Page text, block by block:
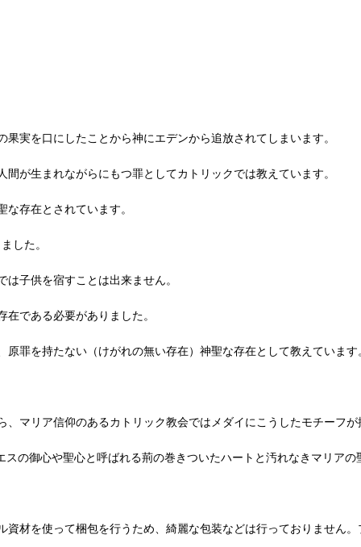
実を口にしたことから神にエデンから追放されてしまいます。
が生まれながらにもつ罪としてカトリックでは教えています。
存在とされています。
した。
子供を宿すことは出来ません。
である必要がありました。
罪を持たない（けがれの無い存在）神聖な存在として教えています
マリア信仰のあるカトリック教会ではメダイにこうしたモチーフ
の御心や聖心と呼ばれる荊の巻きついたハートと汚れなきマリア
材を使って梱包を行うため、綺麗な包装などは行っておりません